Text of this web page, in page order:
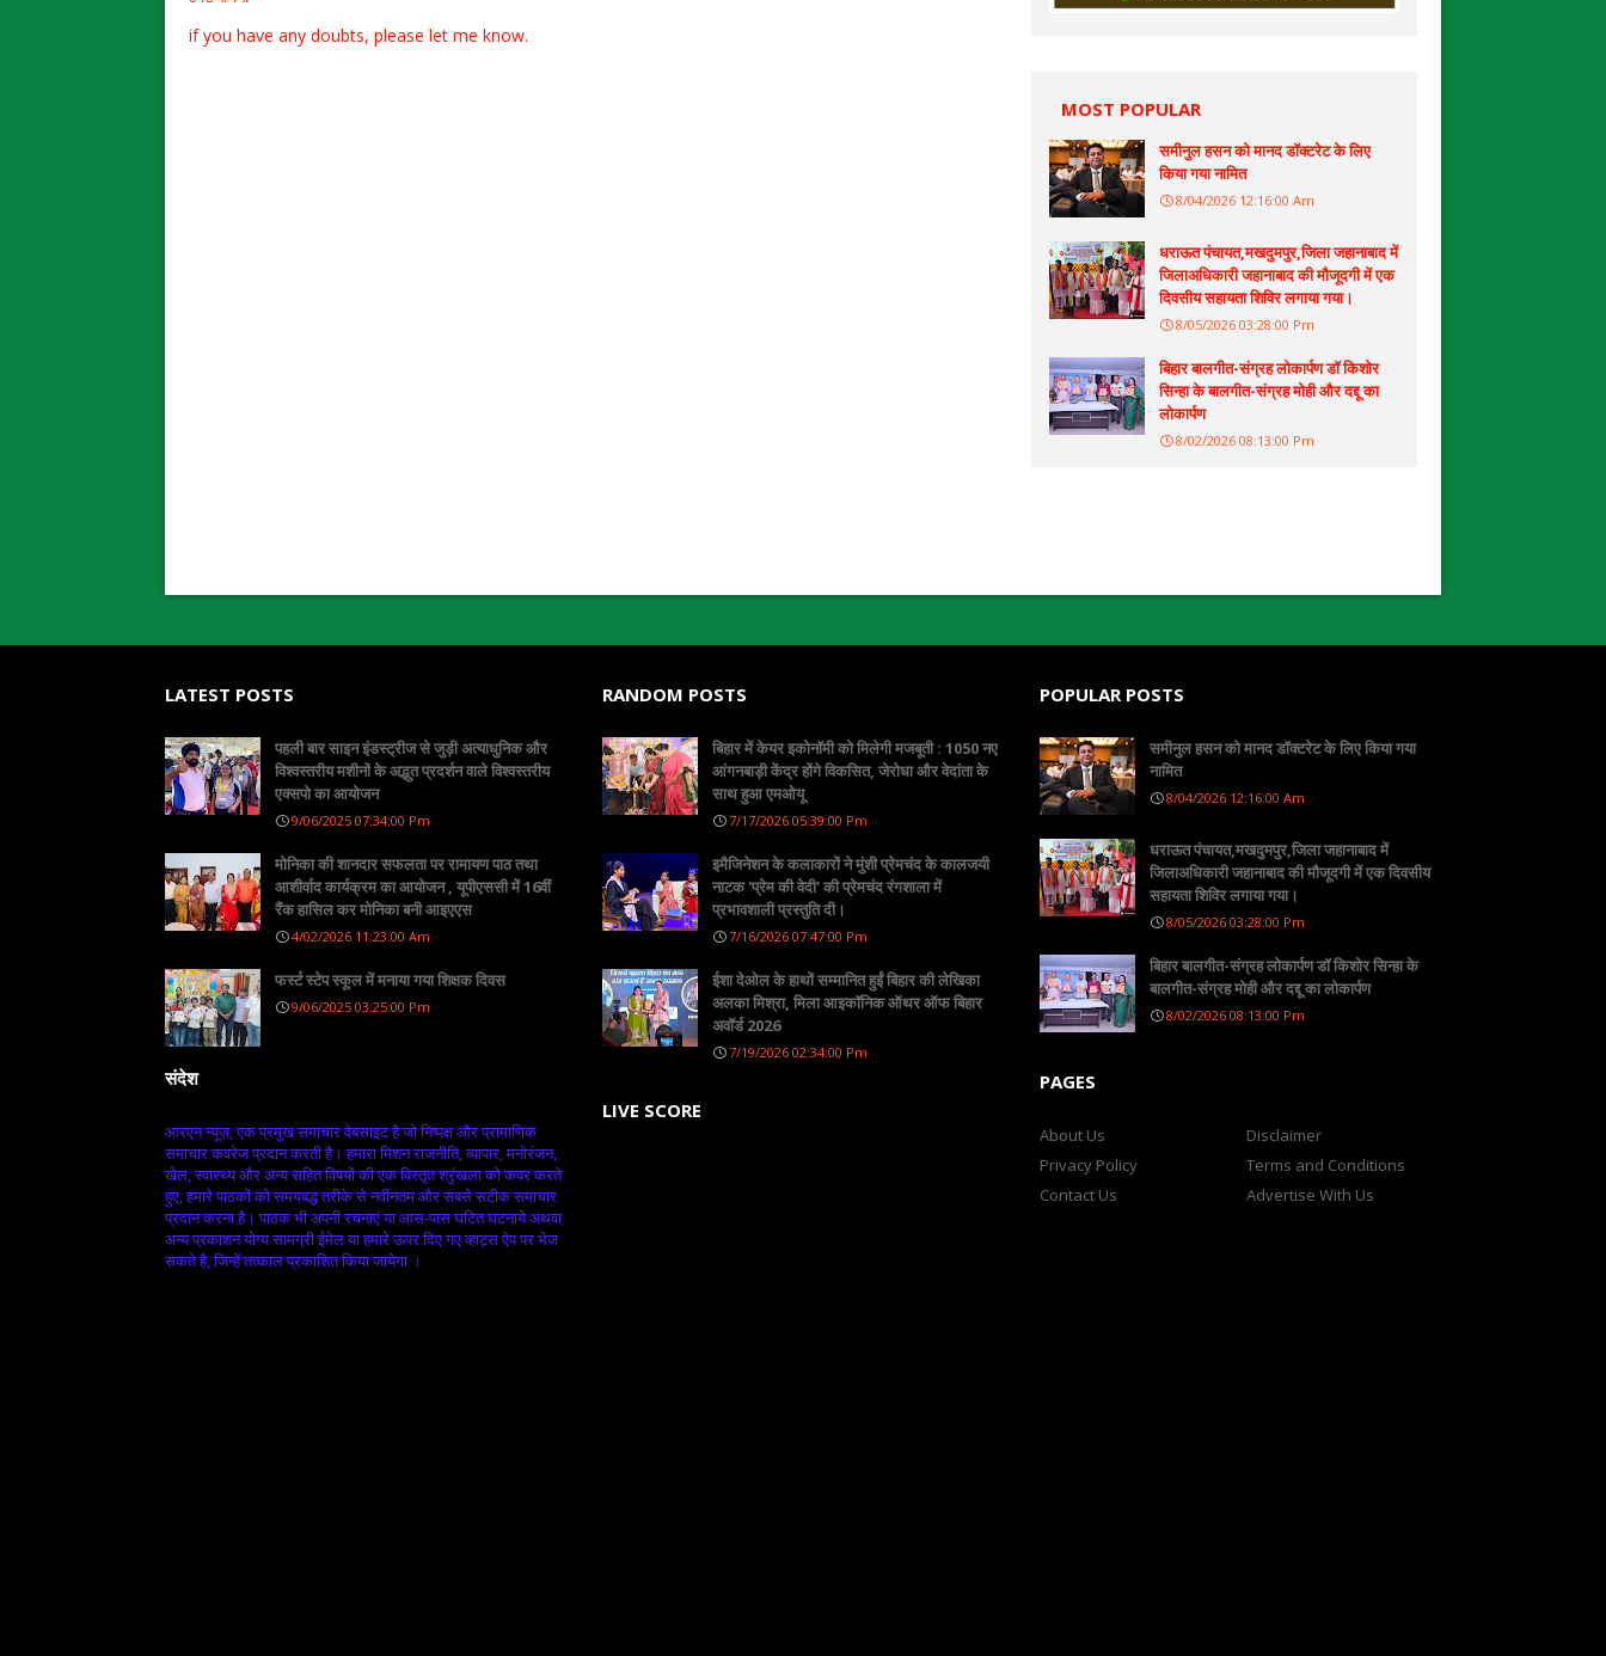
if you have any doubts, please let me know.
MOST POPULAR
समीनुल हसन को मानद डॉक्टरेट के लिए
किया गया नामित
8/04/2026 12:16:00 Am
धराऊत पंचायत,मखदुमपुर,जिला जहानाबाद में
जिलाअधिकारी जहानाबाद की मौजूदगी में एक
दिवसीय सहायता शिविर लगाया गया।
8/05/2026 03:28:00 Pm
बिहार बालगीत-संग्रह लोकार्पण डॉ किशोर
सिन्हा के बालगीत-संग्रह मोही और दद्दू का
लोकार्पण
8/02/2026 08:13:00 Pm
LATEST POSTS
पहली बार साइन इंडस्ट्रीज से जुड़ी अत्याधुनिक और
विश्वस्तरीय मशीनों के अद्भुत प्रदर्शन वाले विश्वस्तरीय
एक्सपो का आयोजन
9/06/2025 07:34:00 Pm
मोनिका की शानदार सफलता पर रामायण पाठ तथा
आशीर्वाद कार्यक्रम का आयोजन , यूपीएससी में 16वीं
रैंक हासिल कर मोनिका बनी आइएएस
4/02/2026 11:23:00 Am
फर्स्ट स्टेप स्कूल में मनाया गया शिक्षक दिवस
9/06/2025 03:25:00 Pm
संदेश
आरएन न्यूज़, एक प्रमुख समाचार वेबसाइट है जो निष्पक्ष और प्रामाणिक
समाचार कवरेज प्रदान करती है। हमारा मिशन राजनीति, व्यापार, मनोरंजन,
खेल, स्वास्थ्य और अन्य सहित विषयों की एक विस्तृत श्रृंखला को कवर करते
हुए, हमारे पाठकों को समयबद्ध तरीके से नवीनतम और सबसे सटीक समाचार
प्रदान करना है। पाठक भी अपनी रचनाएं या आस-पास घटित घटनाये अथवा
अन्य प्रकाशन योग्य सामग्री ईमेल या हमारे ऊपर दिए गए व्हाट्स ऐप पर भेज
सकते है, जिन्हें तत्काल प्रकाशित किया जायेगा ।
RANDOM POSTS
बिहार में केयर इकोनॉमी को मिलेगी मजबूती : 1050 नए
आंगनबाड़ी केंद्र होंगे विकसित, जेरोधा और वेदांता के
साथ हुआ एमओयू
7/17/2026 05:39:00 Pm
इमैजिनेशन के कलाकारों ने मुंशी प्रेमचंद के कालजयी
नाटक 'प्रेम की वेदी' की प्रेमचंद रंगशाला में
प्रभावशाली प्रस्तुति दी।
7/16/2026 07:47:00 Pm
ईशा देओल के हाथों सम्मानित हुईं बिहार की लेखिका
अलका मिश्रा, मिला आइकॉनिक ऑथर ऑफ बिहार
अवॉर्ड 2026
7/19/2026 02:34:00 Pm
LIVE SCORE
POPULAR POSTS
समीनुल हसन को मानद डॉक्टरेट के लिए किया गया
नामित
8/04/2026 12:16:00 Am
धराऊत पंचायत,मखदुमपुर,जिला जहानाबाद में
जिलाअधिकारी जहानाबाद की मौजूदगी में एक दिवसीय
सहायता शिविर लगाया गया।
8/05/2026 03:28:00 Pm
बिहार बालगीत-संग्रह लोकार्पण डॉ किशोर सिन्हा के
बालगीत-संग्रह मोही और दद्दू का लोकार्पण
8/02/2026 08:13:00 Pm
PAGES
About Us
Disclaimer
Privacy Policy
Terms and Conditions
Contact Us
Advertise With Us